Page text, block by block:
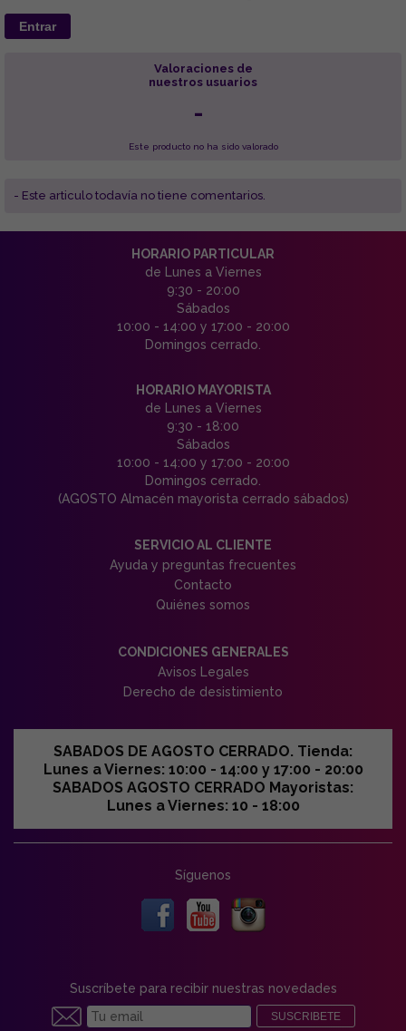
Entrar
Valoraciones de
nuestros usuarios
-
Este producto no ha sido valorado
- Este articulo todavía no tiene comentarios.
HORARIO PARTICULAR
de Lunes a Viernes
9:30 - 20:00
Sábados
10:00 - 14:00 y 17:00 - 20:00
Domingos cerrado.
HORARIO MAYORISTA
de Lunes a Viernes
9:30 - 18:00
Sábados
10:00 - 14:00 y 17:00 - 20:00
Domingos cerrado.
(AGOSTO Almacén mayorista cerrado sábados)
SERVICIO AL CLIENTE
Ayuda y preguntas frecuentes
Contacto
Quiénes somos
CONDICIONES GENERALES
Avisos Legales
Derecho de desistimiento
SABADOS DE AGOSTO CERRADO. Tienda:
Lunes a Viernes: 10:00 - 14:00 y 17:00 - 20:00
SABADOS AGOSTO CERRADO Mayoristas:
Lunes a Viernes: 10 - 18:00
Síguenos
Suscríbete para recibir nuestras novedades
SUSCRIBETE